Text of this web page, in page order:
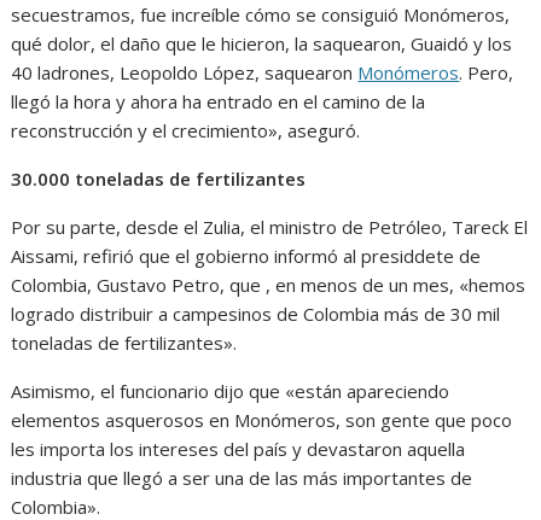
secuestramos, fue increíble cómo se consiguió Monómeros,
qué dolor, el daño que le hicieron, la saquearon, Guaidó y los
40 ladrones, Leopoldo López, saquearon Monómeros. Pero,
llegó la hora y ahora ha entrado en el camino de la
reconstrucción y el crecimiento», aseguró.
30.000 toneladas de fertilizantes
Por su parte, desde el Zulia, el ministro de Petróleo, Tareck El
Aissami, refirió que el gobierno informó al presiddete de
Colombia, Gustavo Petro, que , en menos de un mes, «hemos
logrado distribuir a campesinos de Colombia más de 30 mil
toneladas de fertilizantes».
Asimismo, el funcionario dijo que «están apareciendo
elementos asquerosos en Monómeros, son gente que poco
les importa los intereses del país y devastaron aquella
industria que llegó a ser una de las más importantes de
Colombia».